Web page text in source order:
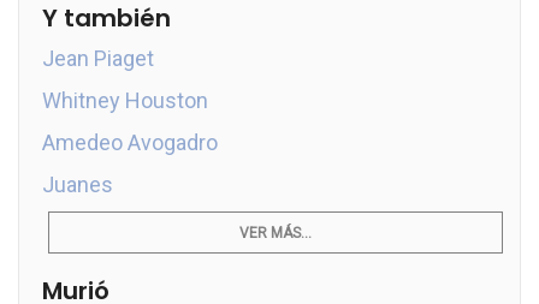
Y también
Jean Piaget
Whitney Houston
Amedeo Avogadro
Juanes
VER MÁS...
Murió